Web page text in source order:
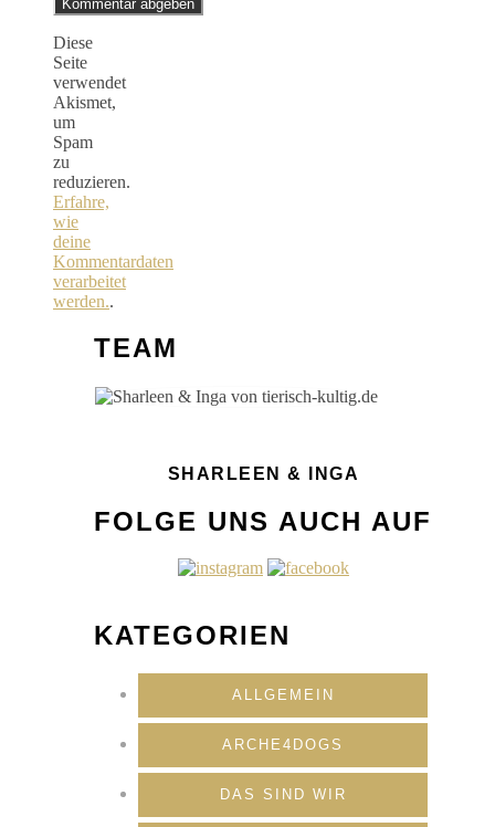
Diese
Seite
verwendet
Akismet,
um
Spam
zu
reduzieren.
Erfahre,
wie
deine
Kommentardaten
verarbeitet
werden..
TEAM
SHARLEEN & INGA
FOLGE UNS AUCH AUF
KATEGORIEN
ALLGEMEIN
ARCHE4DOGS
DAS SIND WIR